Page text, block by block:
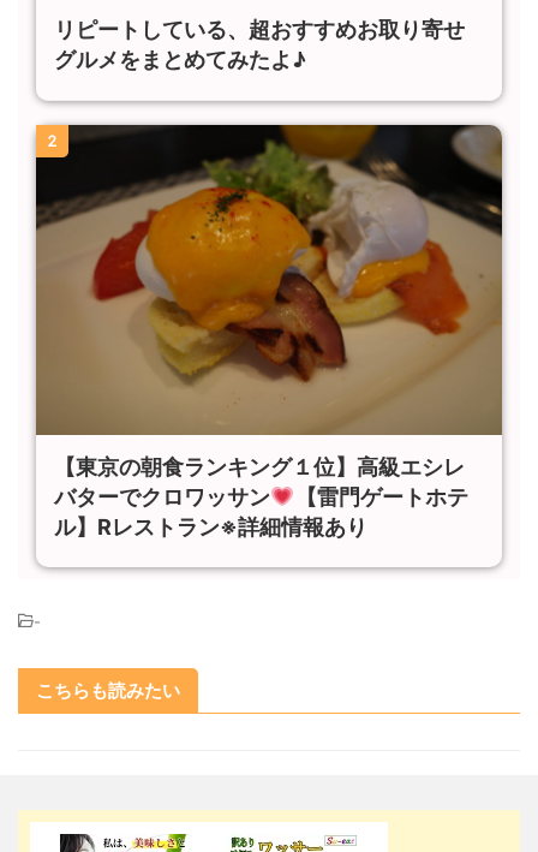
リピートしている、超おすすめお取り寄せ
グルメをまとめてみたよ♪
2
【東京の朝食ランキング１位】高級エシレ
バターでクロワッサン
【雷門ゲートホテ
ル】Rレストラン※詳細情報あり
-
こちらも読みたい